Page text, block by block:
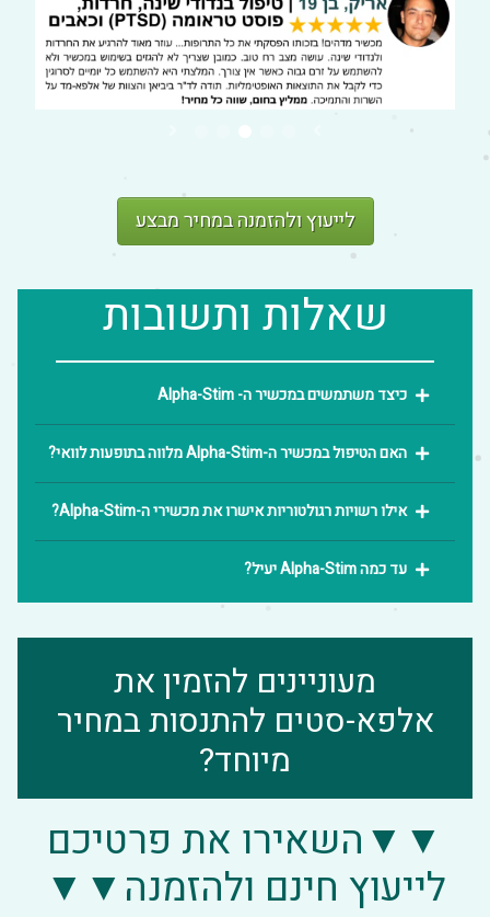
לקוחות מספרים
לייעוץ ולהזמנה במחיר מבצע
שאלות ותשובות
כיצד משתמשים במכשיר ה- Alpha-Stim
האם הטיפול במכשיר ה-Alpha-Stim מלווה בתופעות לוואי?
עד כמה Alpha-Stim יעיל?
מעוניינים להזמין את
אלפא-סטים להתנסות במחיר
מיוחד?